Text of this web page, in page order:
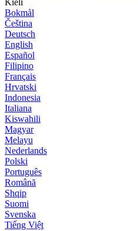
Bokmål
Čeština
Deutsch
English
Español
Filipino
Français
Hrvatski
Indonesia
Italiana
Kiswahili
Magyar
Melayu
Nederlands
Polski
Português
Română
Shqip
Suomi
Svenska
Tiếng Việt